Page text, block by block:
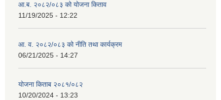
आ.ब. २०८२/०८३ को योजना किताव
11/19/2025 - 12:22
आ. व. २०८२/०८३ को नीति तथा कार्यक्रम
06/21/2025 - 14:27
योजना किताब २०८१/०८२
10/20/2024 - 13:23